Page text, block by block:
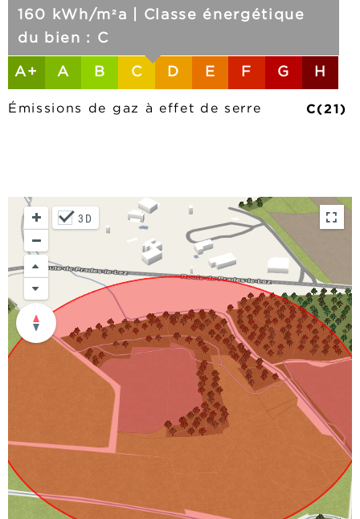
A+ A B
160 kWh/m²a | Classe énergétique
du bien : C
C D E F G H
Émissions de gaz à effet de serre C(21)
3D